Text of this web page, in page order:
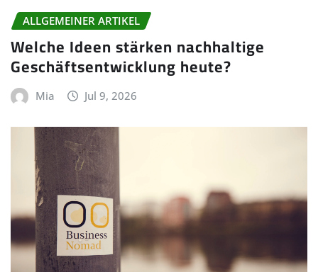
ALLGEMEINER ARTIKEL
Welche Ideen stärken nachhaltige
Geschäftsentwicklung heute?
Mia Jul 9, 2026